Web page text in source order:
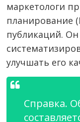
маркетологи
планирование
публикаций.
улучшать его
Справка.